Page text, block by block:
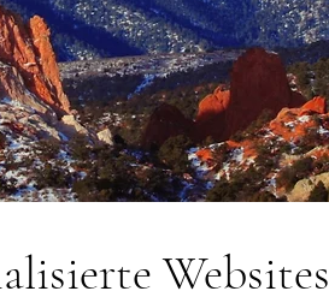
Websites